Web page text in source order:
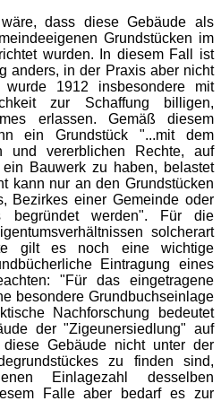
dass diese Gebäude als
Grundstücken im
wurden. In diesem Fall ist
anders, in der Praxis aber nicht
1912 insbesondere mit
zur Schaffung billigen,
erlassen. Gemäß diesem
ein Grundstück "...mit dem
und vererblichen Rechte, auf
Bauwerk zu haben, belastet
kann nur an den Grundstücken
Bezirkes einer Gemeinde oder
begründet werden". Für die
solcherart
gilt es noch eine wichtige
Eintragung eines
"Für das eingetragene
besondere Grundbuchseinlage
Nachforschung bedeutet
der "Zigeunersiedlung" auf
Gebäude nicht unter der
zu finden sind,
Einlagezahl desselben
Falle aber bedarf es zur